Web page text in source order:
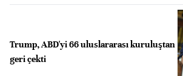
Trump, ABD'yi 66 uluslararası kuruluştan
geri çekti